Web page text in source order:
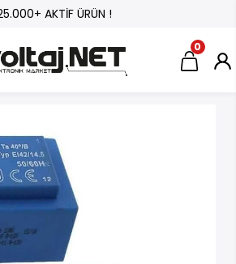
AKTİF ÜRÜN !
0